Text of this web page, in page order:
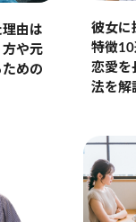
由は
や元
めの
彼女に
特徴10
恋愛を
法を解